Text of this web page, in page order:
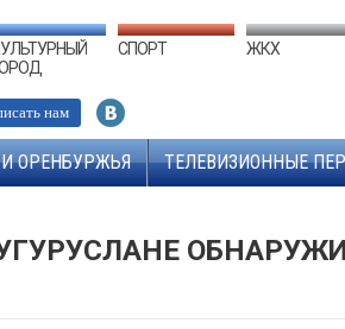
СПОРТ ЖКХ
нам
ОРЕНБУРЖЬЯ ТЕЛЕВИЗИОННЫЕ